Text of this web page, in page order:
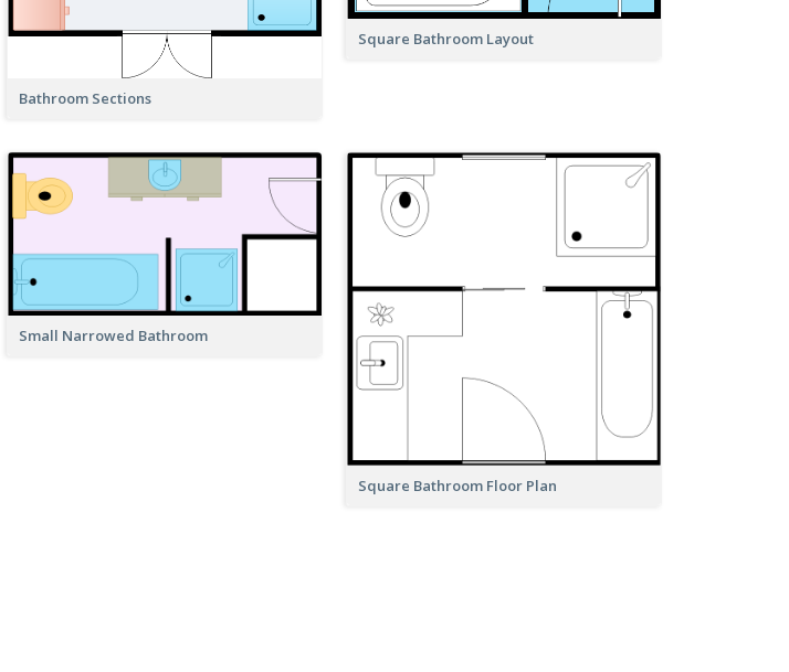
Bathroom Sections
Square Bathroom Layout
Small Narrowed Bathroom
Square Bathroom Floor Plan